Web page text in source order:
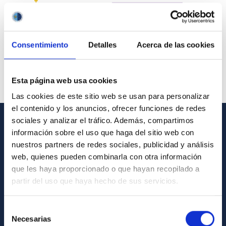
Consentimiento Detalles Acerca de las cookies
Esta página web usa cookies
Las cookies de este sitio web se usan para personalizar
el contenido y los anuncios, ofrecer funciones de redes
sociales y analizar el tráfico. Además, compartimos
información sobre el uso que haga del sitio web con
nuestros partners de redes sociales, publicidad y análisis
web, quienes pueden combinarla con otra información
que les haya proporcionado o que hayan recopilado a
partir del uso que haya hecho de sus servicios.
Necesarias
GENERAL INFORMATION
Contact
How to get to the IAC
List of personnel
General register